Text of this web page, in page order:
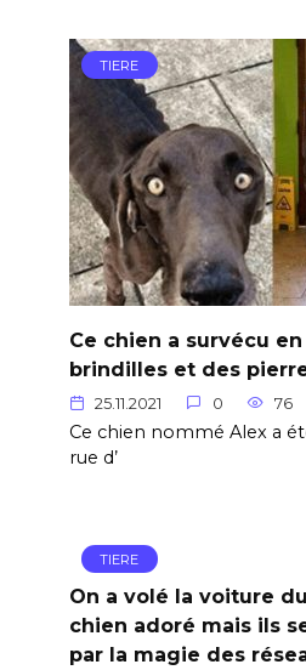
TIERE
Ce chien a survécu
brindilles et des
25.11.2021 0 76
Ce chien nommé Alex a
rue d’
TIERE
On a volé la voiture
chien adoré mais ils
par la magie des